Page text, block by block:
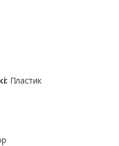
Пластик